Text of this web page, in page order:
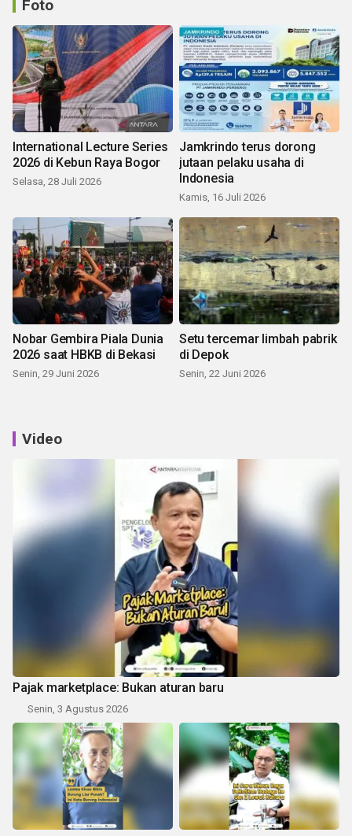
Foto
International Lecture Series
2026 di Kebun Raya Bogor
Selasa, 28 Juli 2026
Jamkrindo terus dorong
jutaan pelaku usaha di
Indonesia
Kamis, 16 Juli 2026
Nobar Gembira Piala Dunia
2026 saat HBKB di Bekasi
Senin, 29 Juni 2026
Setu tercemar limbah pabrik
di Depok
Senin, 22 Juni 2026
Video
Pajak marketplace: Bukan aturan baru
Senin, 3 Agustus 2026